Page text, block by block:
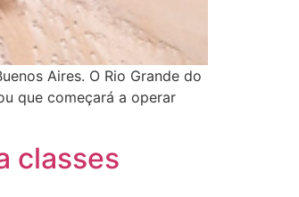
Aires. O Rio Grande do
que começará a operar
classes